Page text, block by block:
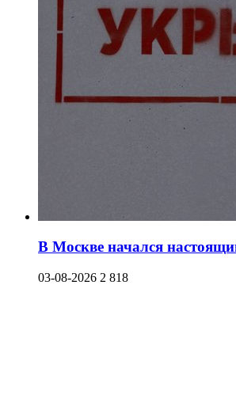
В Москве начался
03-08-2026 2 818